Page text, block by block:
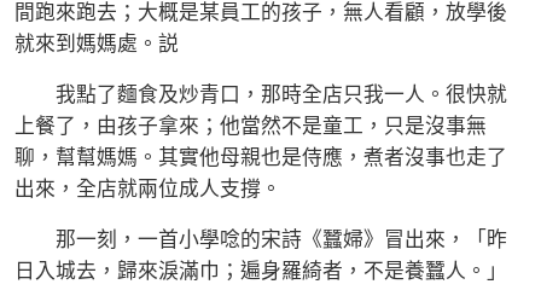
間跑來跑去；大概是某員工的孩子，無人看顧，放學後
就來到媽媽處。説
我點了麵食及炒青口，那時全店只我一人。很快就
上餐了，由孩子拿來；他當然不是童工，只是沒事無
聊，幫幫媽媽。其實他母親也是侍應，煮者沒事也走了
出來，全店就兩位成人支撐。
那一刻，一首小學唸的宋詩《蠶婦》冒出來，「昨
日入城去，歸來淚滿巾；遍身羅綺者，不是養蠶人。」